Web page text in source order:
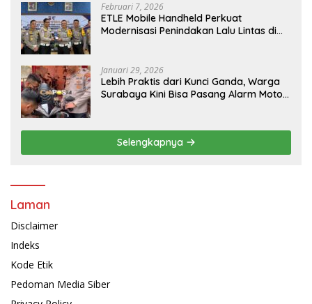
Februari 7, 2026
ETLE Mobile Handheld Perkuat
Modernisasi Penindakan Lalu Lintas di
Januari 29, 2026
Lebih Praktis dari Kunci Ganda, Warga
Surabaya Kini Bisa Pasang Alarm Motor
Selengkapnya
Laman
Disclaimer
Indeks
Kode Etik
Pedoman Media Siber